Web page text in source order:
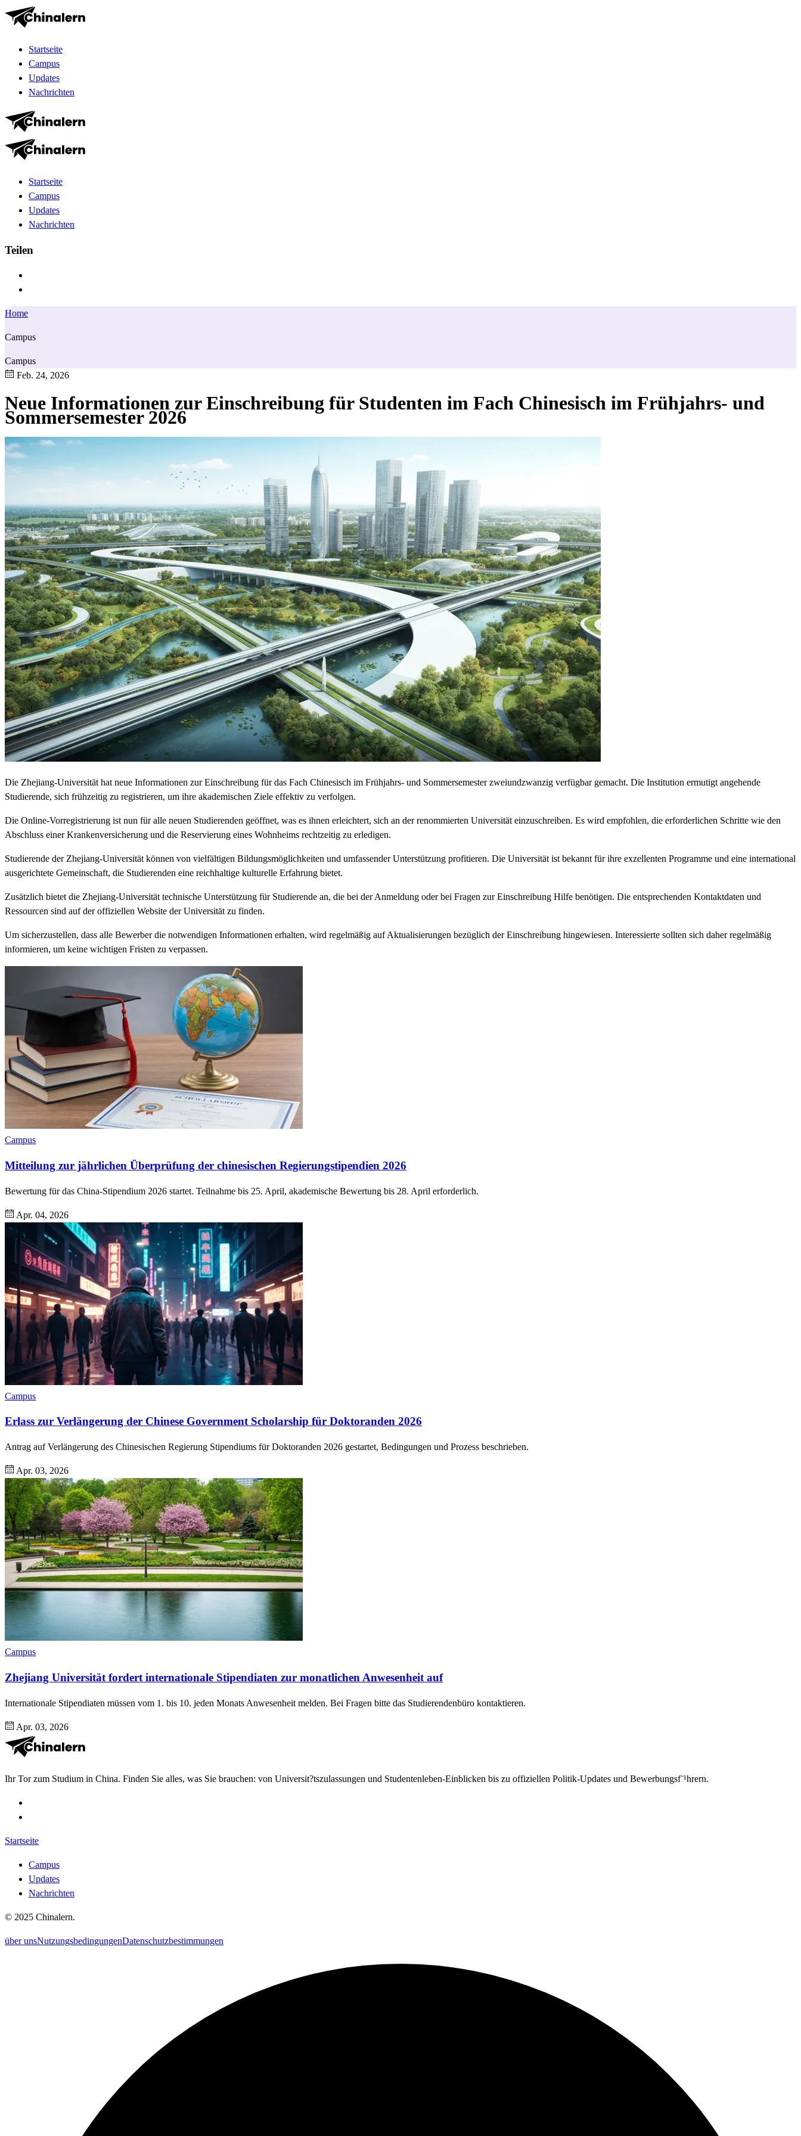
Startseite
Campus
Updates
Nachrichten
Startseite
Campus
Updates
Nachrichten
Teilen
Home
Campus
Campus
Feb. 24, 2026
Neue Informationen zur Einschreibung für Studenten im Fach Chinesisch im Frühjahrs- und
Sommersemester 2026
Die Zhejiang-Universität hat neue Informationen zur Einschreibung für das Fach Chinesisch im Frühjahrs- und Sommersemester zweiundzwanzig verfügbar gemacht. Die Institution ermutigt angehende
Studierende, sich frühzeitig zu registrieren, um ihre akademischen Ziele effektiv zu verfolgen.
Die Online-Vorregistrierung ist nun für alle neuen Studierenden geöffnet, was es ihnen erleichtert, sich an der renommierten Universität einzuschreiben. Es wird empfohlen, die erforderlichen Schritte wie den
Abschluss einer Krankenversicherung und die Reservierung eines Wohnheims rechtzeitig zu erledigen.
Studierende der Zhejiang-Universität können von vielfältigen Bildungsmöglichkeiten und umfassender Unterstützung profitieren. Die Universität ist bekannt für ihre exzellenten Programme und eine international
ausgerichtete Gemeinschaft, die Studierenden eine reichhaltige kulturelle Erfahrung bietet.
Zusätzlich bietet die Zhejiang-Universität technische Unterstützung für Studierende an, die bei der Anmeldung oder bei Fragen zur Einschreibung Hilfe benötigen. Die entsprechenden Kontaktdaten und
Ressourcen sind auf der offiziellen Website der Universität zu finden.
Um sicherzustellen, dass alle Bewerber die notwendigen Informationen erhalten, wird regelmäßig auf Aktualisierungen bezüglich der Einschreibung hingewiesen. Interessierte sollten sich daher regelmäßig
informieren, um keine wichtigen Fristen zu verpassen.
Campus
Mitteilung zur jährlichen Überprüfung der chinesischen Regierungstipendien 2026
Bewertung für das China-Stipendium 2026 startet. Teilnahme bis 25. April, akademische Bewertung bis 28. April erforderlich.
Apr. 04, 2026
Campus
Erlass zur Verlängerung der Chinese Government Scholarship für Doktoranden 2026
Antrag auf Verlängerung des Chinesischen Regierung Stipendiums für Doktoranden 2026 gestartet, Bedingungen und Prozess beschrieben.
Apr. 03, 2026
Campus
Zhejiang Universität fordert internationale Stipendiaten zur monatlichen Anwesenheit auf
Internationale Stipendiaten müssen vom 1. bis 10. jeden Monats Anwesenheit melden. Bei Fragen bitte das Studierendenbüro kontaktieren.
Apr. 03, 2026
Ihr Tor zum Studium in China. Finden Sie alles, was Sie brauchen: von Universit?tszulassungen und Studentenleben-Einblicken bis zu offiziellen Politik-Updates und Bewerbungsf¨¹hrern.
Startseite
Campus
Updates
Nachrichten
© 2025 Chinalern.
über unsNutzungsbedingungenDatenschutzbestimmungen